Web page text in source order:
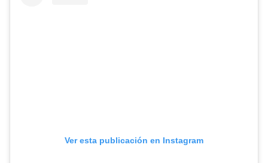
Ver esta publicación en Instagram